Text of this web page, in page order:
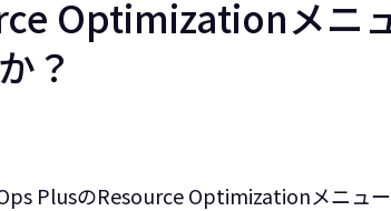
Optimizationメニ
？
PlusのResource Optimizationメニュ